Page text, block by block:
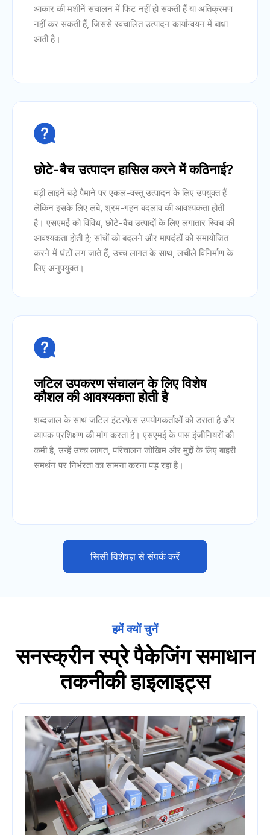
आकार की मशीनें संचालन में फिट नहीं हो सकती हैं या अतिक्रमण
नहीं कर सकती हैं, जिससे स्वचालित उत्पादन कार्यान्वयन में बाधा
आती है।

छोटे-बैच उत्पादन हासिल करने में कठिनाई?
बड़ी लाइनें बड़े पैमाने पर एकल-वस्तु उत्पादन के लिए उपयुक्त हैं
लेकिन इसके लिए लंबे, श्रम-गहन बदलाव की आवश्यकता होती
है। एसएमई को विविध, छोटे-बैच उत्पादों के लिए लगातार स्विच की
आवश्यकता होती है; सांचों को बदलने और मापदंडों को समायोजित
करने में घंटों लग जाते हैं, उच्च लागत के साथ, लचीले विनिर्माण के
लिए अनुपयुक्त।

जटिल उपकरण संचालन के लिए विशेष
कौशल की आवश्यकता होती है
शब्दजाल के साथ जटिल इंटरफ़ेस उपयोगकर्ताओं को डराता है और
व्यापक प्रशिक्षण की मांग करता है। एसएमई के पास इंजीनियरों की
कमी है, उन्हें उच्च लागत, परिचालन जोखिम और मुद्दों के लिए बाहरी
समर्थन पर निर्भरता का सामना करना पड़ रहा है।
सिसी विशेषज्ञ से संपर्क करें
हमें क्यों चुनें
सनस्क्रीन स्प्रे पैकेजिंग समाधान
तकनीकी हाइलाइट्स